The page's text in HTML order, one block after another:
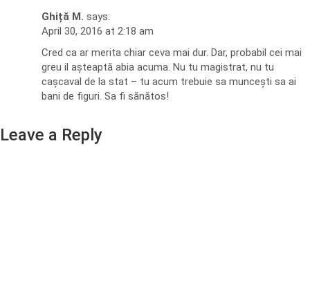
Ghiță M. says:
April 30, 2016 at 2:18 am
Cred ca ar merita chiar ceva mai dur. Dar, probabil cei mai
greu il așteaptă abia acuma. Nu tu magistrat, nu tu
cașcaval de la stat – tu acum trebuie sa muncești sa ai
bani de figuri. Sa fi sănătos!
Leave a Reply